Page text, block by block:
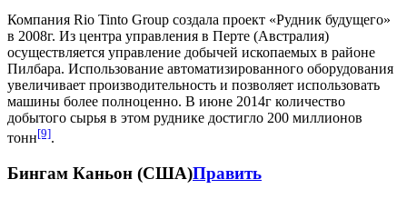
Компания Rio Tinto Group создала проект «Рудник будущего»
в 2008г. Из центра управления в Перте (Австралия)
осуществляется управление добычей ископаемых в районе
Пилбара. Использование автоматизированного оборудования
увеличивает производительность и позволяет использовать
машины более полноценно. В июне 2014г количество
добытого сырья в этом руднике достигло 200 миллионов
тонн[9].
Бингам Каньон (США)Править